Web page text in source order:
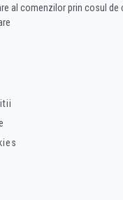
al comenzilor prin cosul de